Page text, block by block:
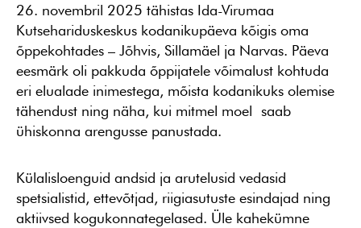
26. novembril 2025 tähistas Ida-Virumaa
Kutsehariduskeskus kodanikupäeva kõigis oma
õppekohtades – Jõhvis, Sillamäel ja Narvas. Päeva
eesmärk oli pakkuda õppijatele võimalust kohtuda
eri elualade inimestega, mõista kodanikuks olemise
tähendust ning näha, kui mitmel moel saab
ühiskonna arengusse panustada.
Külalisloenguid andsid ja arutelusid vedasid
spetsialistid, ettevõtjad, riigiasutuste esindajad ning
aktiivsed kogukonnategelased. Üle kahekümne